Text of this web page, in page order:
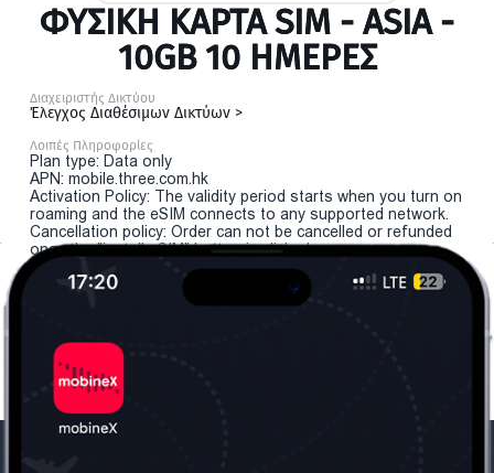
ΦΥΣΙΚΉ ΚΆΡΤΑ SIM - ASIA -
10GB 10 ΗΜΕΡΕΣ
Διαχειριστής Δικτύου
Έλεγχος Διαθέσιμων Δικτύων >
Λοιπές Πληροφορίες
Plan type: Data only
APN: mobile.three.com.hk
Activation Policy: The validity period starts when you turn on
roaming and the eSIM connects to any supported network.
Cancellation policy: Order can not be cancelled or refunded
once the "install eSIM" button is clicked.